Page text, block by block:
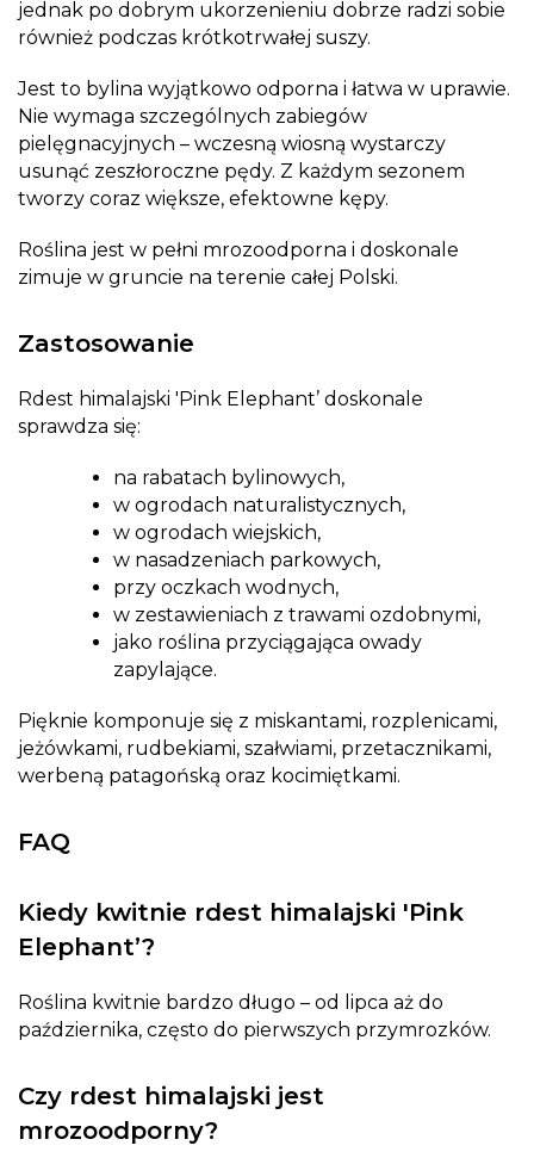
jednak po dobrym ukorzenieniu dobrze radzi sobie
również podczas krótkotrwałej suszy.
Jest to bylina wyjątkowo odporna i łatwa w uprawie.
Nie wymaga szczególnych zabiegów
pielęgnacyjnych – wczesną wiosną wystarczy
usunąć zeszłoroczne pędy. Z każdym sezonem
tworzy coraz większe, efektowne kępy.
Roślina jest w pełni mrozoodporna i doskonale
zimuje w gruncie na terenie całej Polski.
Zastosowanie
Rdest himalajski 'Pink Elephant’ doskonale
sprawdza się:
na rabatach bylinowych,
w ogrodach naturalistycznych,
w ogrodach wiejskich,
w nasadzeniach parkowych,
przy oczkach wodnych,
w zestawieniach z trawami ozdobnymi,
jako roślina przyciągająca owady
zapylające.
Pięknie komponuje się z miskantami, rozplenicami,
jeżówkami, rudbekiami, szałwiami, przetacznikami,
werbeną patagońską oraz kocimiętkami.
FAQ
Kiedy kwitnie rdest himalajski 'Pink
Elephant’?
Roślina kwitnie bardzo długo – od lipca aż do
października, często do pierwszych przymrozków.
Czy rdest himalajski jest
mrozoodporny?